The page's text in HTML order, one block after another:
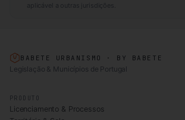
aplicável a outras jurisdições.
BABETE URBANISMO · BY BABETE
Legislação & Municípios de Portugal
PRODUTO
Licenciamento & Processos